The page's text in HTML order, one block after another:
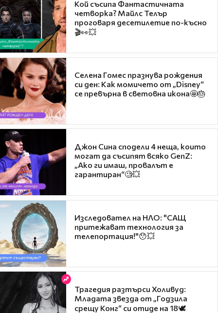
Кой съсипа Фантастичната
четворка? Майлс Телър
проговаря десетилетие по-късно
🎬👀💥
Селена Гомес празнува рождения
си ден: Как момичето от „Disney“
се превърна в световна икона🤩🎂
Джон Сина сподели 4 неща, които
могат да съсипят всяко GenZ:
„Ако ги имаш, провалът е
гарантиран“🧐💥
Изследовател на НЛО: "САЩ
притежават технология за
телепортация!"😯💥
Трагедия разтърси Холивуд:
Младата звезда от „Годзила
срещу Конг“ си отиде на 18🕊️